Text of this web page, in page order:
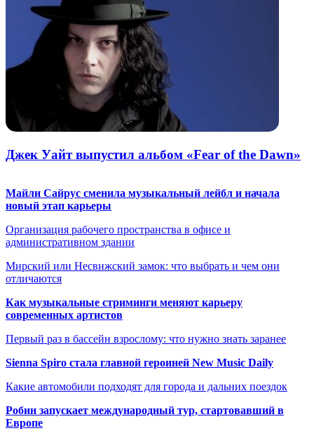
Джек Уайт выпустил альбом «Fear of the Dawn»
Майли Сайрус сменила музыкальный лейбл и начала
новый этап карьеры
Организация рабочего пространства в офисе и
административном здании
Мирский или Несвижский замок: что выбрать и чем они
отличаются
Как музыкальные стриминги меняют карьеру
современных артистов
Первый раз в бассейн взрослому: что нужно знать заранее
Sienna Spiro стала главной героиней New Music Daily
Какие автомобили подходят для города и дальних поездок
Робин запускает международный тур, стартовавший в
Европе